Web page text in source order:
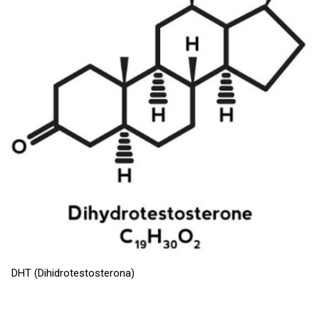
DHT (Dihidrotestosterona)